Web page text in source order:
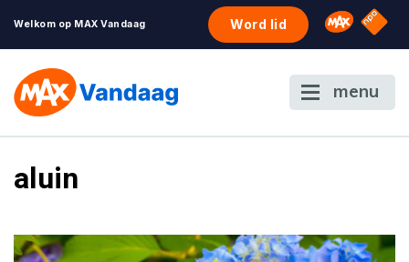
Welkom op MAX Vandaag Word lid Omroep
NPO
menu
aluin